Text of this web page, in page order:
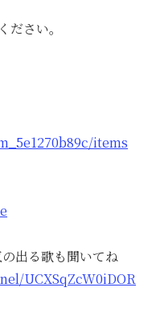
さい。
items
出る歌も聞いてね
UCXSqZcW0iDOR